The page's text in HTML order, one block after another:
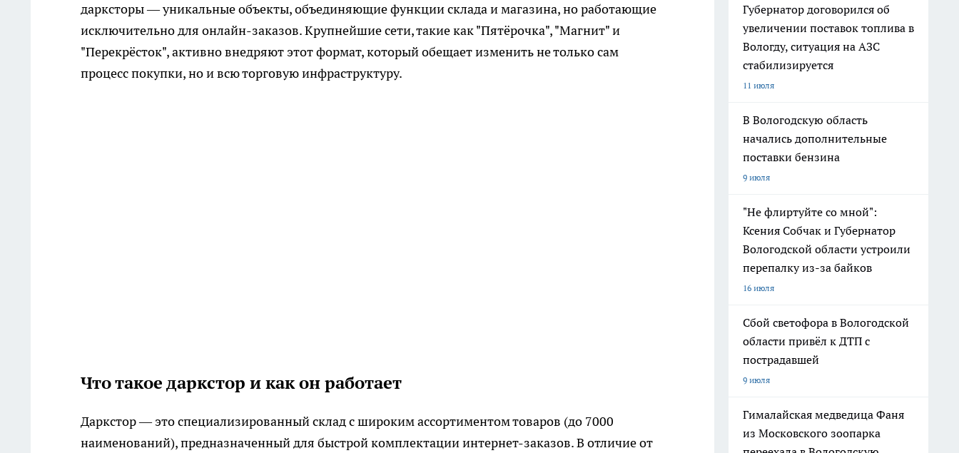
дарксторы — уникальные объекты, объединяющие функции склада и магазина, но работающие
исключительно для онлайн-заказов. Крупнейшие сети, такие как "Пятёрочка", "Магнит" и
"Перекрёсток", активно внедряют этот формат, который обещает изменить не только сам
процесс покупки, но и всю торговую инфраструктуру.
Что такое даркстор и как он работает
Даркстор — это специализированный склад с широким ассортиментом товаров (до 7000
наименований), предназначенный для быстрой комплектации интернет-заказов. В отличие от
Губернатор договорился об
увеличении поставок топлива в
Вологду, ситуация на АЗС
стабилизируется
11 июля
В Вологодскую область
начались дополнительные
поставки бензина
9 июля
"Не флиртуйте со мной":
Ксения Собчак и Губернатор
Вологодской области устроили
перепалку из-за байков
16 июля
Сбой светофора в Вологодской
области привёл к ДТП с
пострадавшей
9 июля
Гималайская медведица Фаня
из Московского зоопарка